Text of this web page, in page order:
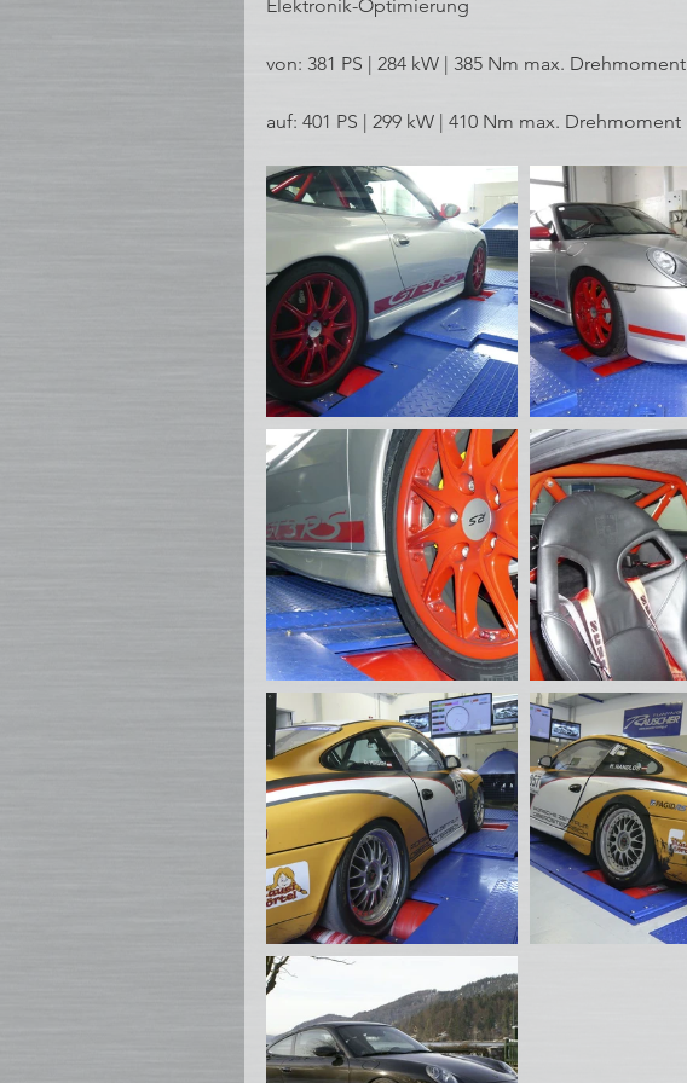
Elektronik-Optimierung
von: 381 PS | 284 kW | 385 Nm max. Drehmoment
auf: 401 PS | 299 kW | 410 Nm max. Drehmoment